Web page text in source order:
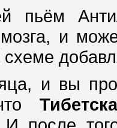
пьём
и
схеме
и вы